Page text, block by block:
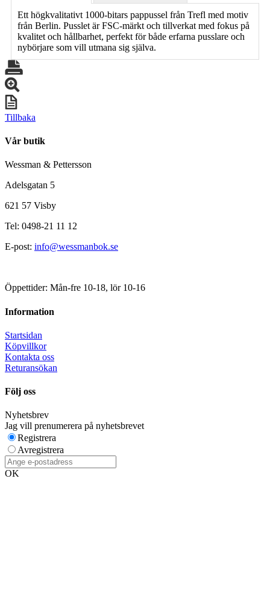
Ett högkvalitativt 1000-bitars pappussel från Trefl med motiv
från Berlin. Pusslet är FSC-märkt och tillverkat med fokus på
kvalitet och hållbarhet, perfekt för både erfarna pusslare och
nybörjare som vill utmana sig själva.
Tillbaka
Vår butik
Wessman & Pettersson
Adelsgatan 5
621 57 Visby
Tel: 0498-21 11 12
E-post: info@wessmanbok.se
Öppettider: Mån-fre 10-18, lör 10-16
Information
Startsidan
Köpvillkor
Kontakta oss
Returansökan
Följ oss
Nyhetsbrev
Jag vill prenumerera på nyhetsbrevet
Registrera
Avregistrera
OK